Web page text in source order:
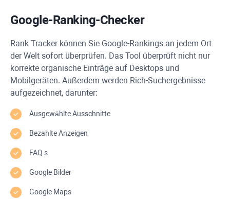
Google-Ranking-Checker
Rank Trackerkönnen Sie Google-Rankings an jedem Ort
der Welt sofort überprüfen. Das Tool überprüft nicht nur
korrekte organische Einträge auf Desktops und
Mobilgeräten. Außerdem werden Rich-Suchergebnisse
aufgezeichnet, darunter:
Ausgewählte Ausschnitte
Bezahlte Anzeigen
FAQ s
Google Bilder
Google Maps